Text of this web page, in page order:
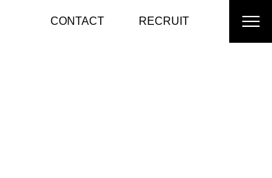
CONTACT RECRUIT